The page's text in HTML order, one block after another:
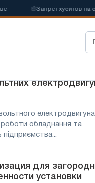
Запрет хуситов на
електродвигуна
роботи обладнання та
для
установки